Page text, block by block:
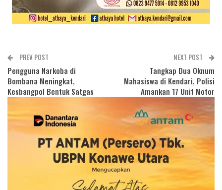
PREV POST
Pengguna Narkoba di
Bombana Meningkat,
Kesbangpol Bentuk Satgas
NEXT POST
Tangkap Dua Oknum
Mahasiswa di Kendari, Polisi
Amankan 17 Unit Motor